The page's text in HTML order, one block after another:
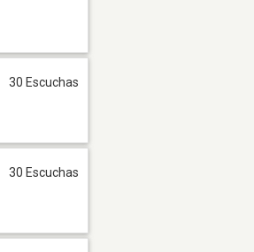
30 Escuchas
30 Escuchas